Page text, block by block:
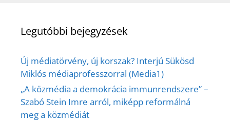
Legutóbbi bejegyzések
Új médiatörvény, új korszak? Interjú Sükösd
Miklós médiaprofesszorral (Media1)
„A közmédia a demokrácia immunrendszere” –
Szabó Stein Imre arról, miképp reformálná
meg a közmédiát